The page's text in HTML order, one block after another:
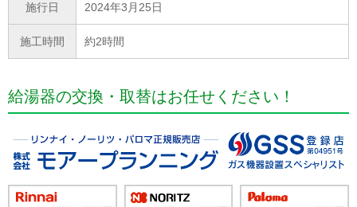
施行日 2024年3月25日
施工時間 約2時間
給湯器の交換・取替はお任せください！